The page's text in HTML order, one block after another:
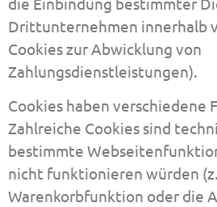
Drittunternehmen innerhalb
Cookies zur Abwicklung von
Zahlungsdienstleistungen).
Cookies haben verschiedene
Zahlreiche Cookies sind
bestimmte
nicht funktionieren würden
Warenkorbfunktion oder die